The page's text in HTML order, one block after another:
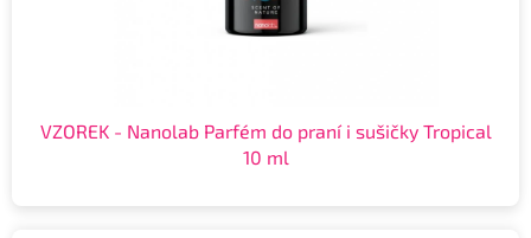
VZOREK - Nanolab Parfém do praní i sušičky Tropical
10 ml